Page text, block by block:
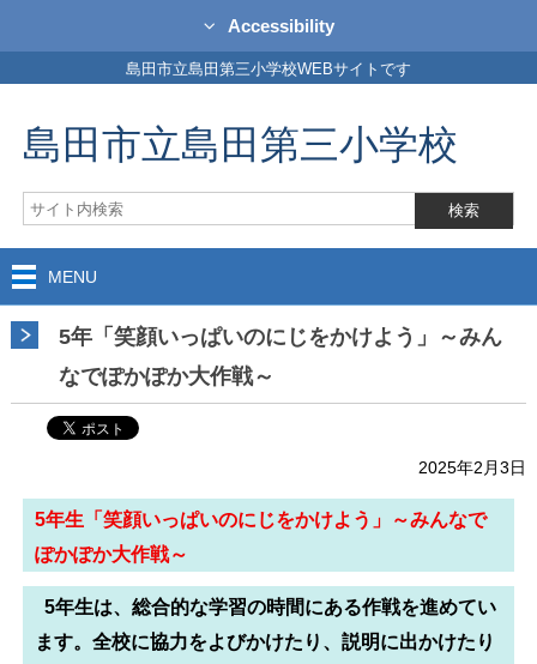
Accessibility
島田市立島田第三小学校WEBサイトです
島田市立島田第三小学校
MENU
5年「笑顔いっぱいのにじをかけよう」～みん
なでぽかぽか大作戦～
2025年2月3日
5年生「笑顔いっぱいのにじをかけよう」～みんなで
ぽかぽか大作戦～
5年生は、総合的な学習の時間にある作戦を進めてい
ます。全校に協力をよびかけたり、説明に出かけたり